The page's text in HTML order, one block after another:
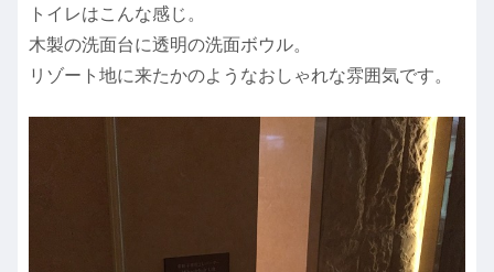
トイレはこんな感じ。
木製の洗面台に透明の洗面ボウル。
リゾート地に来たかのようなおしゃれな雰囲気です。